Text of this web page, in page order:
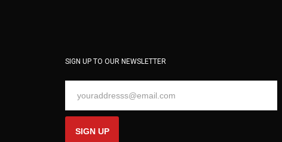
SIGN UP TO OUR NEWSLETTER
SIGN UP